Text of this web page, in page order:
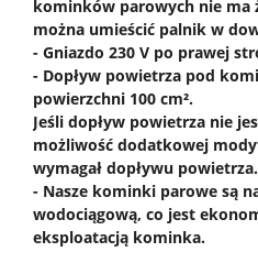
kominków parowych nie ma
można umieścić palnik w
- Gniazdo 230 V po prawej
- Dopływ powietrza pod
powierzchni 100 cm².
Jeśli dopływ powietrza nie
możliwość dodatkowej
wymagał dopływu powietrza.
- Nasze kominki parowe są
wodociągową, co jest
eksploatacją kominka.